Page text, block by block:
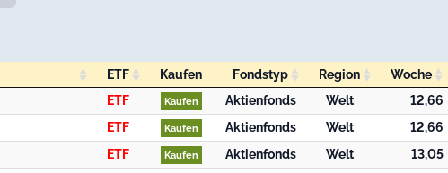
ETF Kaufen Fondstyp Region Woche
ETF Kaufen Fondstyp Region Woche
ETF Kaufen Aktienfonds Welt 12,66
ETF Kaufen Aktienfonds Welt 12,66
ETF Kaufen Aktienfonds Welt 13,05